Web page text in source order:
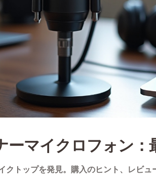
ーマイクロフォン
クトップを発見。購入のヒント、レビ